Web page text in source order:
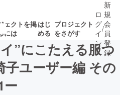
ェクトを掲
には
はじ
める
プロジェクト
をさがす
プロ募集終了が近いプ
ロ
グ
イ
ン
/
新
規
会
員
登
録
”にこたえる服つ
子ユーザー編 その
ー